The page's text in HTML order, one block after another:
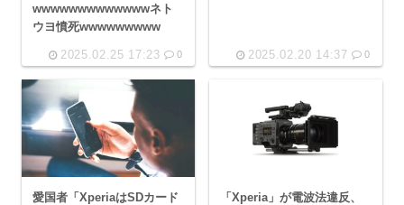
wwwwwwwwwwwwwネト
ウヨ憤死wwwwwwwww
2025.02.25 17:23 0 2025.02.20 14:37 0
愛国者「XperiaはSDカード
「Xperia」が電波法違反、